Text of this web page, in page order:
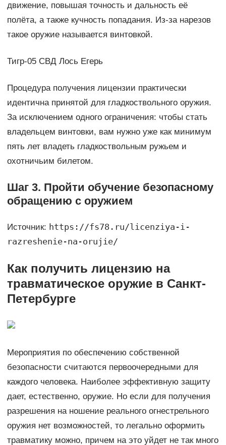
движение, повышая точность и дальность её
полёта, а также кучность попадания. Из-за нарезов
такое оружие называется винтовкой.
Тигр-05 СВД Лось Егерь
Процедура получения лицензии практически
идентична принятой для гладкоствольного оружия.
За исключением одного ограничения: чтобы стать
владельцем винтовки, вам нужно уже как минимум
пять лет владеть гладкоствольным ружьем и
охотничьим билетом.
Шаг 3. Пройти обучение безопасному
обращению с оружием
Источник: https://fs78.ru/licenziya-i-
razreshenie-na-orujie/
Как получить лицензию на
травматическое оружие в Санкт-
Петербурге
Мероприятия по обеспечению собственной
безопасности считаются первоочередными для
каждого человека. Наиболее эффективную защиту
дает, естественно, оружие. Но если для получения
разрешения на ношение реального огнестрельного
оружия нет возможностей, то легально оформить
травматику можно, причем на это уйдет не так много